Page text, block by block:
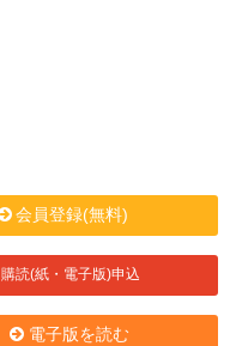
会員登録(無料)
購読(紙・電子版)申込
電子版を読む